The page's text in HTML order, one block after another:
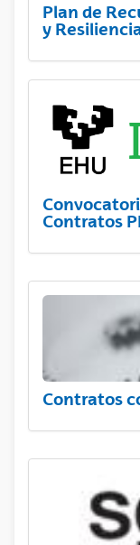
Plan de
y
Contratos
Contratos